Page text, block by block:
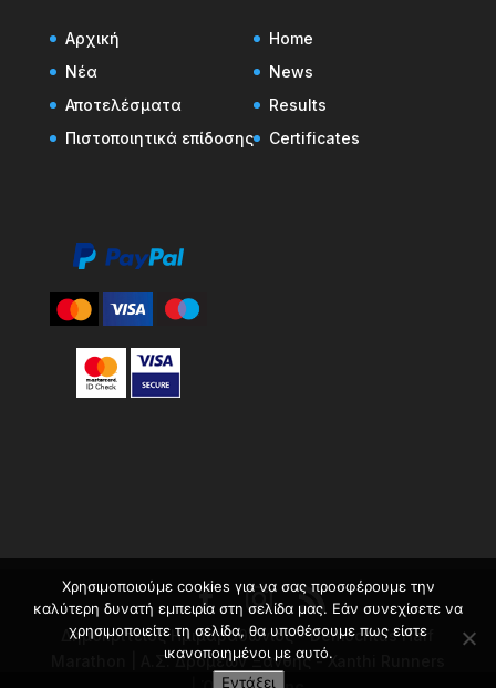
Αρχική
Νέα
Αποτελέσματα
Πιστοποιητικά επίδοσης
Home
News
Results
Certificates
Δημοκρίτειος Ημιμαραθώνιος - Democritus Half
Marathon | Α.Σ. Δρομέων Ξάνθης - Xanthi Runners
Χρησιμοποιούμε cookies για να σας προσφέρουμε την
καλύτερη δυνατή εμπειρία στη σελίδα μας. Εάν συνεχίσετε να
χρησιμοποιείτε τη σελίδα, θα υποθέσουμε πως είστε
ικανοποιημένοι με αυτό.
Εντάξει